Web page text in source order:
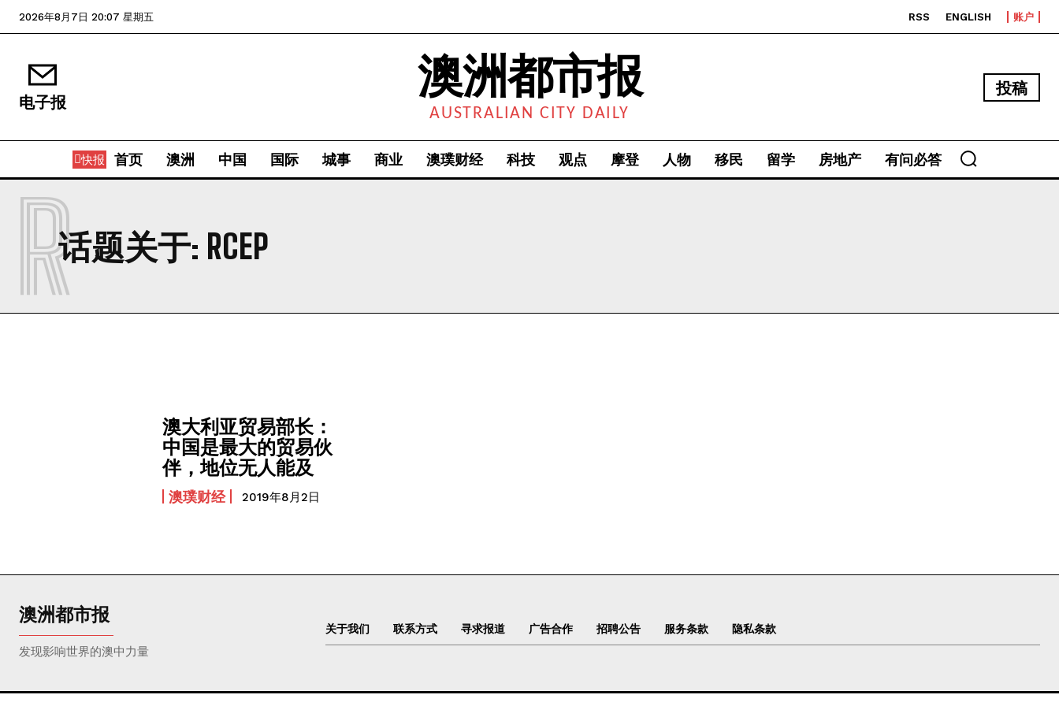
2026年8月7日 20:07 星期五 RSS ENGLISH 账户
电子报 澳洲都市报
AUSTRALIAN CITY DAILY
投稿
快报 首页 澳洲 中国 国际 城事 商业 澳璞财经 科技 观点 摩登 人物 移民 留学 房地产 有问必答
话题关于: RCEP
R
澳大利亚贸易部长：
中国是最大的贸易伙
伴，地位无人能及
澳璞财经 2019年8月2日
澳洲都市报
发现影响世界的澳中力量
关于我们 联系方式 寻求报道 广告合作 招聘公告 服务条款 隐私条款